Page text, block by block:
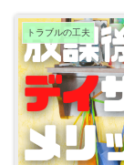
トラブルの工夫